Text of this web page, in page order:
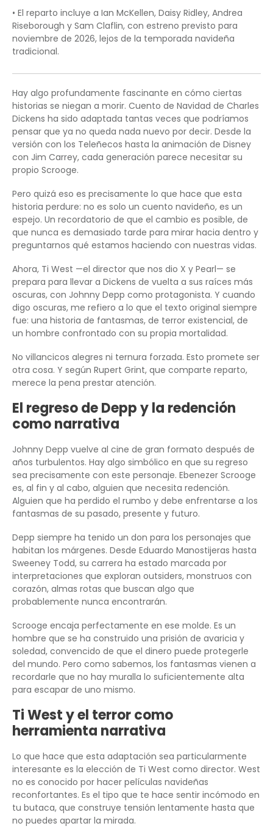
• El reparto incluye a Ian McKellen, Daisy Ridley, Andrea
Riseborough y Sam Claflin, con estreno previsto para
noviembre de 2026, lejos de la temporada navideña
tradicional.
Hay algo profundamente fascinante en cómo ciertas
historias se niegan a morir. Cuento de Navidad de Charles
Dickens ha sido adaptada tantas veces que podríamos
pensar que ya no queda nada nuevo por decir. Desde la
versión con los Teleñecos hasta la animación de Disney
con Jim Carrey, cada generación parece necesitar su
propio Scrooge.
Pero quizá eso es precisamente lo que hace que esta
historia perdure: no es solo un cuento navideño, es un
espejo. Un recordatorio de que el cambio es posible, de
que nunca es demasiado tarde para mirar hacia dentro y
preguntarnos qué estamos haciendo con nuestras vidas.
Ahora, Ti West —el director que nos dio X y Pearl— se
prepara para llevar a Dickens de vuelta a sus raíces más
oscuras, con Johnny Depp como protagonista. Y cuando
digo oscuras, me refiero a lo que el texto original siempre
fue: una historia de fantasmas, de terror existencial, de
un hombre confrontado con su propia mortalidad.
No villancicos alegres ni ternura forzada. Esto promete ser
otra cosa. Y según Rupert Grint, que comparte reparto,
merece la pena prestar atención.
El regreso de Depp y la redención
como narrativa
Johnny Depp vuelve al cine de gran formato después de
años turbulentos. Hay algo simbólico en que su regreso
sea precisamente con este personaje. Ebenezer Scrooge
es, al fin y al cabo, alguien que necesita redención.
Alguien que ha perdido el rumbo y debe enfrentarse a los
fantasmas de su pasado, presente y futuro.
Depp siempre ha tenido un don para los personajes que
habitan los márgenes. Desde Eduardo Manostijeras hasta
Sweeney Todd, su carrera ha estado marcada por
interpretaciones que exploran outsiders, monstruos con
corazón, almas rotas que buscan algo que
probablemente nunca encontrarán.
Scrooge encaja perfectamente en ese molde. Es un
hombre que se ha construido una prisión de avaricia y
soledad, convencido de que el dinero puede protegerle
del mundo. Pero como sabemos, los fantasmas vienen a
recordarle que no hay muralla lo suficientemente alta
para escapar de uno mismo.
Ti West y el terror como
herramienta narrativa
Lo que hace que esta adaptación sea particularmente
interesante es la elección de Ti West como director. West
no es conocido por hacer películas navideñas
reconfortantes. Es el tipo que te hace sentir incómodo en
tu butaca, que construye tensión lentamente hasta que
no puedes apartar la mirada.